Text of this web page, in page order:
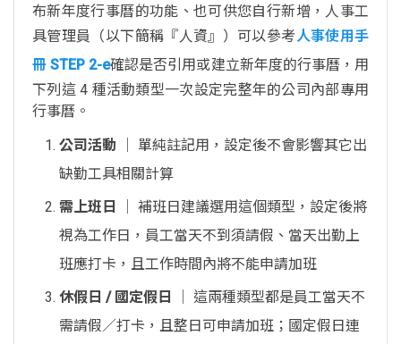
布新年度行事曆的功能、也可供您自行新增，人事工
具管理員（以下簡稱『人資』）可以參考人事使用手
冊 STEP 2-e確認是否引用或建立新年度的行事曆，用
下列這 4 種活動類型一次設定完整年的公司內部專用
行事曆。
公司活動 │ 單純註記用，設定後不會影響其它出
缺勤工具相關計算
需上班日
│ 補班日建議選用這個類型，設定後將
視為工作日，員工當天不到須請假、當天出勤上
班應打卡，且工作時間內將不能申請加班
休假日 / 國定假日
│ 這兩種類型都是員工當天不
需請假／打卡，且整日可申請加班；國定假日連